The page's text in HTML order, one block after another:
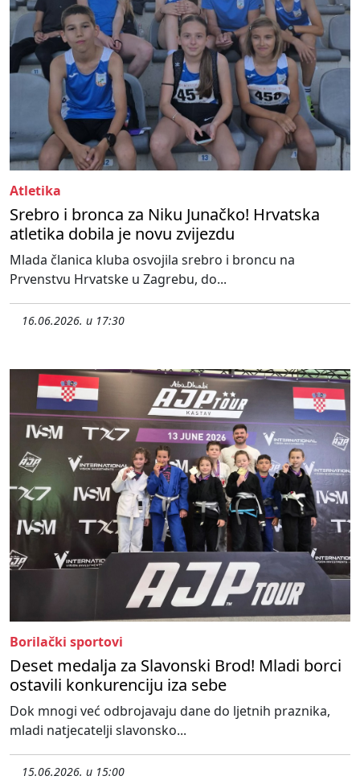
Atletika
Srebro i bronca za Niku Junačko! Hrvatska
atletika dobila je novu zvijezdu
Mlada članica kluba osvojila srebro i broncu na
Prvenstvu Hrvatske u Zagrebu, do...
16.06.2026. u 17:30
Borilački sportovi
Deset medalja za Slavonski Brod! Mladi borci
ostavili konkurenciju iza sebe
Dok mnogi već odbrojavaju dane do ljetnih praznika,
mladi natjecatelji slavonsko...
15.06.2026. u 15:00